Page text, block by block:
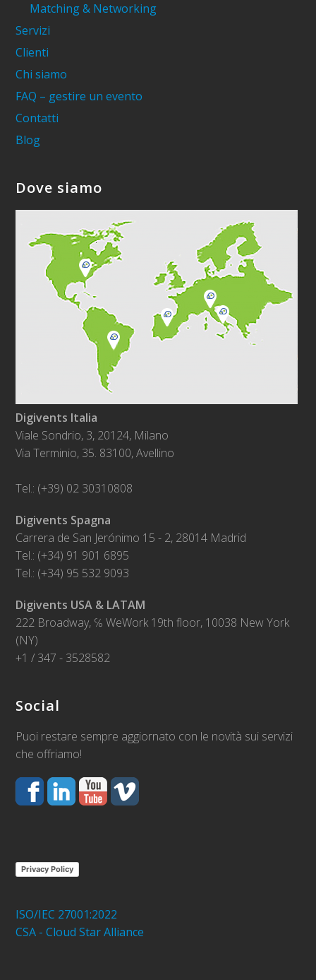
Matching & Networking
Servizi
Clienti
Chi siamo
FAQ – gestire un evento
Contatti
Blog
Dove siamo
Digivents Italia
Viale Sondrio, 3, 20124, Milano
Via Terminio, 35. 83100, Avellino
Tel.: (+39) 02 30310808
Digivents Spagna
Carrera de San Jerónimo 15 - 2, 28014 Madrid
Tel.: (+34) 91 901 6895
Tel.: (+34) 95 532 9093
Digivents USA & LATAM
222 Broadway, ℅ WeWork 19th floor, 10038 New York
(NY)
+1 / 347 - 3528582
Social
Puoi restare sempre aggiornato con le novità sui servizi
che offriamo!
Privacy Policy
ISO/IEC 27001:2022
CSA - Cloud Star Alliance